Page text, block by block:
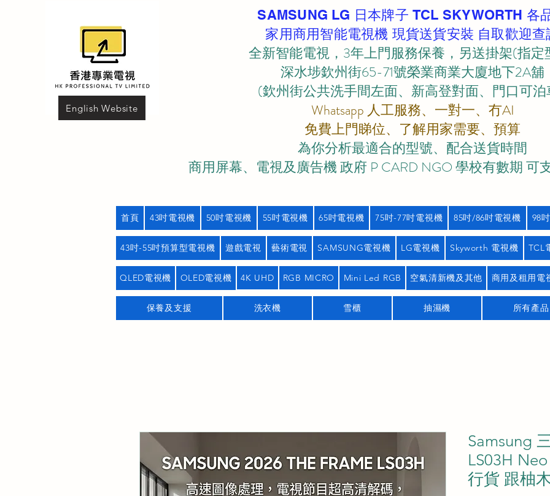
English Website
SAMSUNG LG 日本牌子 TCL SKYWORTH 各
家用商用智能電視機 現貨送貨安裝 自取歡迎查
全新智能電視，3年上門服務保養，另送掛架(指定
深水埗欽州街65-71號榮業商業大廈地下2A舖
(欽州街公共洗手間左面、新高登對面、門口可泊
Whatsapp 人工服務、一對一、冇AI
免費上門睇位、了解用家需要、預算
為你分析最適合的型號、配合送貨時間
商用屏幕、電視及廣告機 政府 P CARD NGO 學校有數期 可
首頁 43吋電視機 50吋電視機 55吋電視機 65吋電視機 75吋-77吋電視機 85吋/86吋電視機 98
43吋-55吋預算型電視機 遊戲電視 藝術電視 SAMSUNG電視機 LG電視機 Skyworth 電視機 TCL
QLED電視機 OLED電視機 4K UHD RGB MICRO Mini Led RGB 空氣清新機及其他 商用及租用電
保養及支援 洗衣機 雪櫃 抽濕機 所有產品
Samsung
LS03H
行貨 跟柚